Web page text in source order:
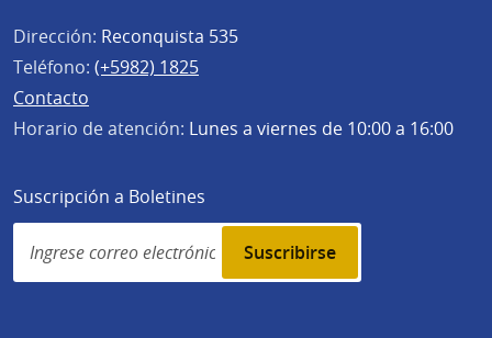
Dirección: Reconquista 535
Teléfono: (+5982) 1825
Contacto
Horario de atención: Lunes a viernes de 10:00 a 16:00
Suscripción a Boletines
Simplenews
subscription